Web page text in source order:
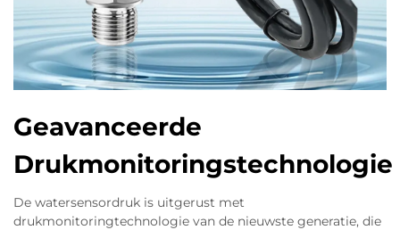
Geavanceerde
Drukmonitoringstechnologie
De watersensordruk is uitgerust met
drukmonitoringtechnologie van de nieuwste generatie, die